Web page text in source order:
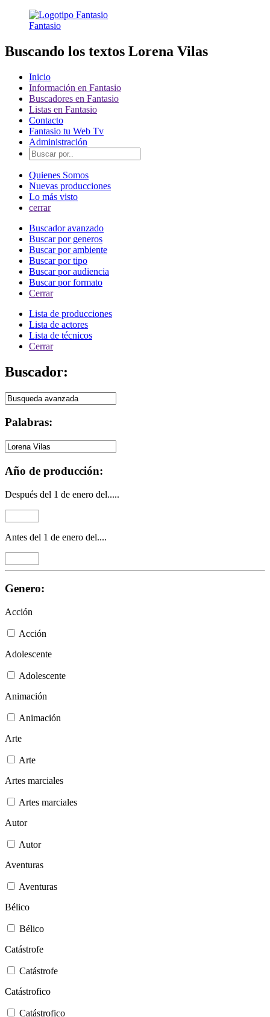
Fantasio
Buscando los textos Lorena Vilas
Inicio
Información en Fantasio
Buscadores en Fantasio
Listas en Fantasio
Contacto
Fantasio tu Web Tv
Administración
Quienes Somos
Nuevas producciones
Lo más visto
cerrar
Buscador avanzado
Buscar por generos
Buscar por ambiente
Buscar por tipo
Buscar por audiencia
Buscar por formato
Cerrar
Lista de producciones
Lista de actores
Lista de técnicos
Cerrar
Buscador:
Palabras:
Año de producción:
Después del 1 de enero del.....
Antes del 1 de enero del....
Genero:
Acción
Acción
Adolescente
Adolescente
Animación
Animación
Arte
Arte
Artes marciales
Artes marciales
Autor
Autor
Aventuras
Aventuras
Bélico
Bélico
Catástrofe
Catástrofe
Catástrofico
Catástrofico